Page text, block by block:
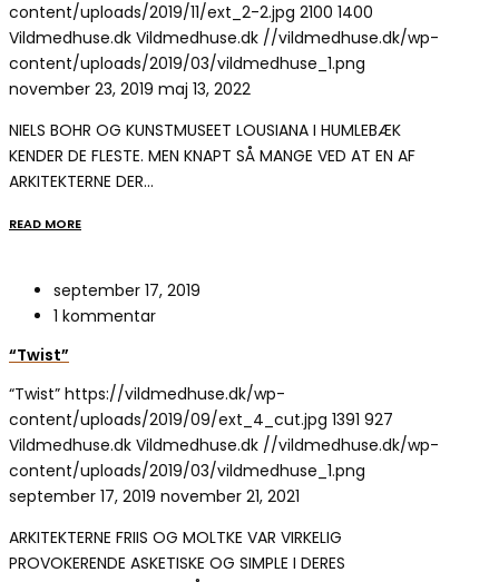
content/uploads/2019/11/ext_2-2.jpg 2100 1400
Vildmedhuse.dk Vildmedhuse.dk //vildmedhuse.dk/wp-
content/uploads/2019/03/vildmedhuse_1.png
november 23, 2019 maj 13, 2022
NIELS BOHR OG KUNSTMUSEET LOUSIANA I HUMLEBÆK
KENDER DE FLESTE. MEN KNAPT SÅ MANGE VED AT EN AF
ARKITEKTERNE DER…
READ MORE
september 17, 2019
1 kommentar
“Twist”
“Twist” https://vildmedhuse.dk/wp-
content/uploads/2019/09/ext_4_cut.jpg 1391 927
Vildmedhuse.dk Vildmedhuse.dk //vildmedhuse.dk/wp-
content/uploads/2019/03/vildmedhuse_1.png
september 17, 2019 november 21, 2021
ARKITEKTERNE FRIIS OG MOLTKE VAR VIRKELIG
PROVOKERENDE ASKETISKE OG SIMPLE I DERES